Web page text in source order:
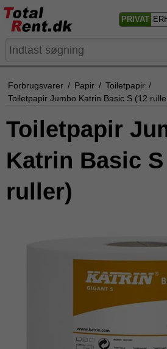
PRIVAT
Forbrugsvarer / Papir / Toiletpapir /
Toiletpapir Jumbo Katrin Basic S (12
Toiletpapir
Katrin Basic S
ruller)